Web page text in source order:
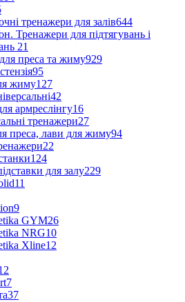
тренажери для залів644
Тренажери для підтягувань і
21
преса та жиму929
95
жиму127
42
армреслінгу16
тренажери27
преса, лави для жиму94
22
124
для залу229
11
9
GYM26
NRG10
Xline12
7
37